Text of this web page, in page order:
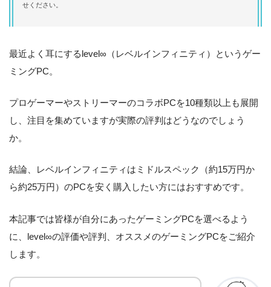
せください。
最近よく耳にするlevel∞（レベルインフィニティ）というゲー
ミングPC。
プロゲーマーやストリーマーのコラボPCを10種類以上も展開
し、注目を集めていますが実際の評判はどうなのでしょう
か。
結論、レベルインフィニティはミドルスペック（約15万円か
ら約25万円）のPCを安く購入したい方にはおすすめです。
本記事では皆様が自分にあったゲーミングPCを選べるよう
に、level∞の評価や評判、オススメのゲーミングPCをご紹介
します。